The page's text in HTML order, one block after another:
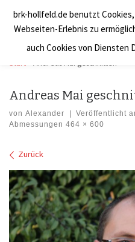
Zum Inhalt springen
BRK Hollfeld LogV
Start Andreas Mai geschnitten
Andreas Mai
von Alexander Veröffentlicht
Abmessungen 464 × 600
Bilder Navigation
Zurück
brk-hollfeld.de benutzt
Webseiten-Erlebnis zu
auch Cookies von Diensten